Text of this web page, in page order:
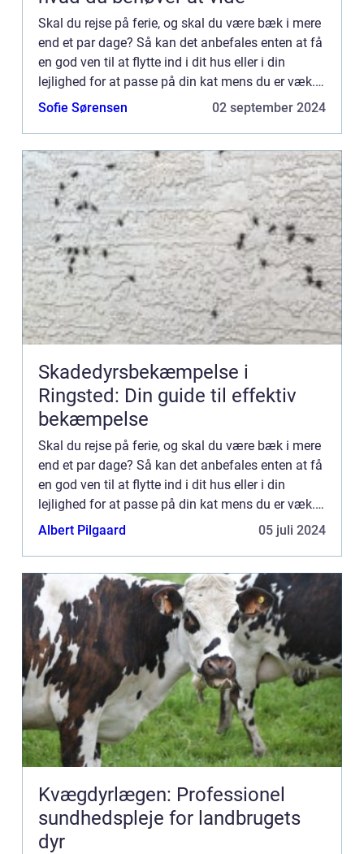
Skal du rejse på ferie, og skal du være bæk i mere
end et par dage? Så kan det anbefales enten at få
en god ven til at flytte ind i dit hus eller i din
lejlighed for at passe på din kat mens du er væk.
Og har du ikke mulighed for at benytte […...
Sofie Sørensen 02 september 2024
Skadedyrsbekæmpelse i
Ringsted: Din guide til effektiv
bekæmpelse
Skal du rejse på ferie, og skal du være bæk i mere
end et par dage? Så kan det anbefales enten at få
en god ven til at flytte ind i dit hus eller i din
lejlighed for at passe på din kat mens du er væk.
Og har du ikke mulighed for at benytte […...
Albert Pilgaard 05 juli 2024
Kvægdyrlægen: Professionel
sundhedspleje for landbrugets
dyr